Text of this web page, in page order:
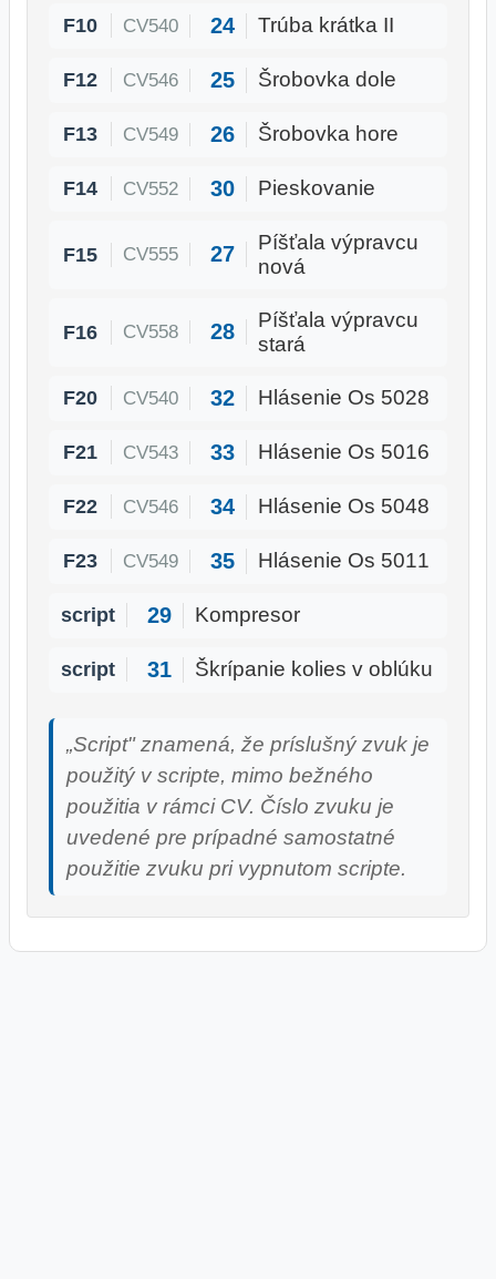
F10 CV540 24 Trúba krátka II
F12 CV546 25 Šrobovka dole
F13 CV549 26 Šrobovka hore
F14 CV552 30 Pieskovanie
F15 CV555 27
Píšťala výpravcu
nová
F16 CV558 28
Píšťala výpravcu
stará
F20 CV540 32 Hlásenie Os 5028
F21 CV543 33 Hlásenie Os 5016
F22 CV546 34 Hlásenie Os 5048
F23 CV549 35 Hlásenie Os 5011
script 29 Kompresor
script 31 Škrípanie kolies v oblúku
„Script" znamená, že príslušný zvuk je
použitý v scripte, mimo bežného
použitia v rámci CV. Číslo zvuku je
uvedené pre prípadné samostatné
použitie zvuku pri vypnutom scripte.